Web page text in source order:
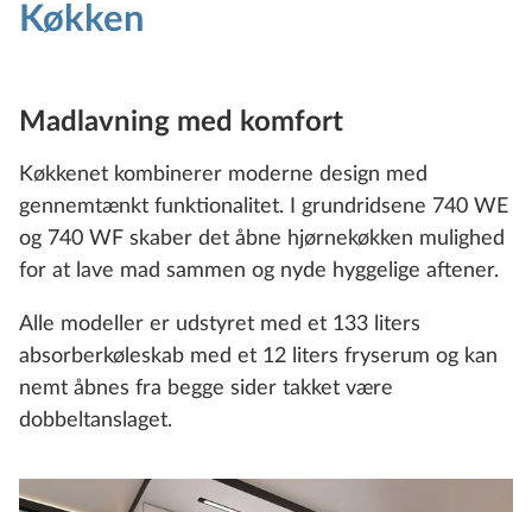
Køkken
Madlavning med komfort
Køkkenet kombinerer moderne design med
gennemtænkt funktionalitet. I grundridsene 740 WE
og 740 WF skaber det åbne hjørnekøkken mulighed
for at lave mad sammen og nyde hyggelige aftener.
Alle modeller er udstyret med et 133 liters
absorberkøleskab med et 12 liters fryserum og kan
nemt åbnes fra begge sider takket være
dobbeltanslaget.